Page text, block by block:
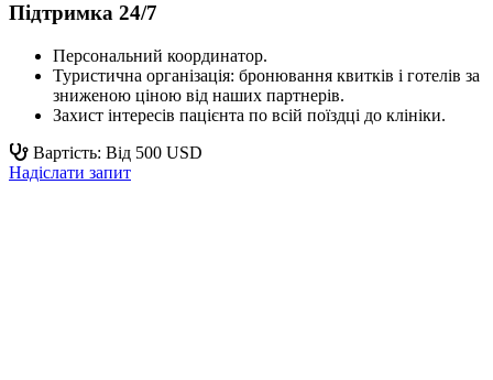
Підтримка 24/7
Персональний координатор.
Туристична організація: бронювання квитків і готелів за
зниженою ціною від наших партнерів.
Захист інтересів пацієнта по всій поїздці до клініки.
Вартість: Від 500 USD
Надіслати запит